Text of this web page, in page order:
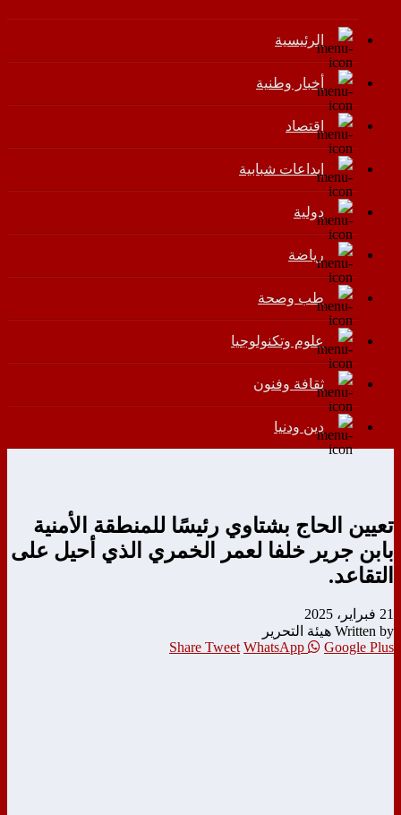
الرئيسية
أخبار وطنية
اقتصاد
إبداعات شبابية
دولية
رياضة
طب وصحة
علوم وتكنولوجيا
ثقافة وفنون
دين ودنيا
تعيين الحاج بشتاوي رئيسًا للمنطقة الأمنية
بابن جرير خلفا لعمر الخمري الذي أحيل على
التقاعد.
21 فبراير، 2025
Written by هيئة التحرير
Share Tweet WhatsApp Google Plus